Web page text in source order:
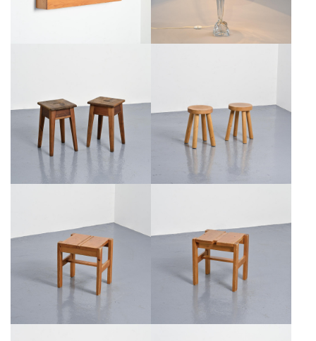
COURCHEVEL, FRANCE, CIRCA
1960
€800
MARTIN, MÉRIBEL, CIRCA 1965
€1,200
TABOURET MAISON REGAIN,
CIRCA 1960
€250
TABOURET MAISON REGAIN,
CIRCA 1960
€250